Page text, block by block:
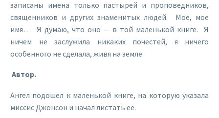
записаны имена только пастырей и проповедников,
священников и других знаменитых людей. Мое, мое
имя… Я думаю, что оно — в той маленькой книге. Я
ничем не заслужила никаких почестей, я ничего
особенного не сделала, живя на земле.
Автор.
Ангел подошел к маленькой книге, на которую указала
миссис Джонсон и начал листать ее.